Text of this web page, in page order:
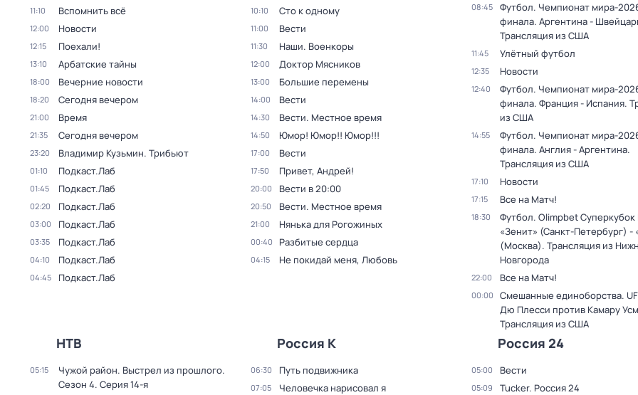
11:10 Вспомнить всё
12:00 Новости
12:15 Поехали!
13:10 Арбатские тайны
18:00 Вечерние новости
18:20 Сегодня вечером
21:00 Время
21:35 Сегодня вечером
23:20 Владимир Кузьмин. Трибьют
01:10 Подкаст.Лаб
01:45 Подкаст.Лаб
02:20 Подкаст.Лаб
03:00 Подкаст.Лаб
03:35 Подкаст.Лаб
04:10 Подкаст.Лаб
04:45 Подкаст.Лаб
10:10 Сто к одному
11:00 Вести
11:30 Наши. Военкоры
12:00 Доктор Мясников
13:00 Большие перемены
14:00 Вести
14:30 Вести. Местное время
14:50 Юмор! Юмор!! Юмор!!!
17:00 Вести
17:50 Привет, Андрей!
20:00 Вести в 20:00
20:50 Вести. Местное время
21:00 Нянька для Рогожиных
00:40 Разбитые сердца
04:15 Не покидай меня, Любовь
08:45
Футбол. Чемпионат мира-
финала. Аргентина -
Трансляция из США
11:45 Улётный футбол
12:35 Новости
12:40
Футбол. Чемпионат мира-
финала. Франция - Испания.
из США
14:55
Футбол. Чемпионат мира-
финала. Англия - Аргентина.
Трансляция из США
17:10 Новости
17:15 Все на Матч!
18:30
Футбол. Olimpbet Суперкубок
«Зенит» (Санкт-Петербург) -
(Москва). Трансляция из
Новгорода
22:00 Все на Матч!
00:00
Смешанные единоборства.
Дю Плесси против Камару
Трансляция из США
НТВ
05:15 Чужой район. Выстрел из прошлого.
Сезон 4. Серия 14-я
Россия К
06:30 Путь подвижника
07:05 Человечка нарисовал я
Россия 24
05:00 Вести
05:09 Tucker. Россия 24